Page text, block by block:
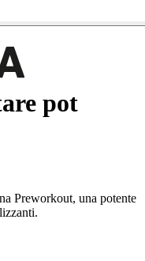
pot
Preworkout, una potente